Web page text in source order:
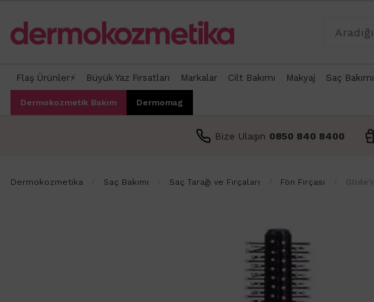
Flaş Ürünler⚡ Büyük Yaz Fırsatları Markalar Cilt Bakımı Makyaj Saç Bakımı
Dermokozmetik Bakım Dermomag
Bize Ulaşın 0850 840 8400
Dermokozmetika Saç Bakımı Saç Tarağı ve Fırçaları Fön Fırçası